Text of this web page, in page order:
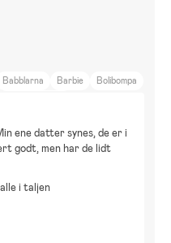
Babblarna Barbie
Bolibompa
Disney Frozen
ene datter synes, de er i
godt, men har de lidt
i taljen